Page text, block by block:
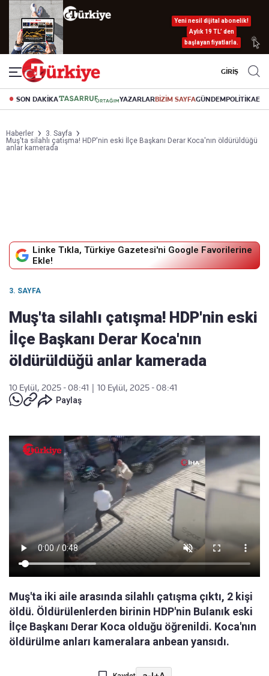
Yeni nesil dijital abonelik!
Aylık 19 TL’ den
başlayan fiyatlarla.
GİRİŞ
SON DAKİKA YAZARLARBİZİM SAYFAGÜNDEMPOLİTİKA
Haberler
3. Sayfa
Muş'ta silahlı çatışma! HDP'nin eski İlçe Başkanı Derar Koca'nın öldürüldüğü
anlar kamerada
Linke Tıkla, Türkiye Gazetesi'ni Google Favorilerine
Ekle!
3. SAYFA
Muş'ta silahlı çatışma! HDP'nin eski
İlçe Başkanı Derar Koca'nın
öldürüldüğü anlar kamerada
10 Eylül, 2025 - 08:41
10 Eylül, 2025 - 08:41
Paylaş
Muş'ta iki aile arasında silahlı çatışma çıktı, 2 kişi
öldü. Öldürülenlerden birinin HDP'nin Bulanık eski
İlçe Başkanı Derar Koca olduğu öğrenildi. Koca'nın
öldürülme anları kameralara anbean yansıdı.